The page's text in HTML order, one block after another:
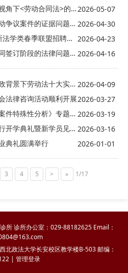
诊所老师们为劳动法律实践教学付出的辛勤
于实践，劳动法诊所作为经济法学院法律实
践教学模式的先行者，采用律师、老师以及
力于培养具有思辨能力和实务能力的新型复
合型人才，为在校学生深入学习贯彻习近平
的平台；最后，他表达了诊所与实务导师们
进一步携手共进、深入合作的期待，并预祝
裁活动内容根据碑林区劳动人事争议仲裁院
提供的真实案件改编，通过还原申请人王富
强于1981年11月入职西安市国强煤电销售
中心工作，1983年11月20日受伤，经鉴定
结论为因工负伤，伤残等级为10级。2001
年1月，被申请人改制为西安市钢斯特资产
有限公司，安排申请人待岗，待岗期间社会
2020年被申请人被广东汕头市汤臣九品房
发放了至其法定退休年龄的社会保险费和生
活费。2021年1月18日，被申请人与申请
人协商解除劳动合同，并出具解除劳动合同
协议书。王富强认为协议书条款内容不合
劳动法诊所举办《仲裁员视角下<劳动合同法>的适用》实务讲座2026-05-07
劳动法诊所举办《关于劳动争议案件的证据问题》实务讲座 2026-04-30
聚焦就业服务|劳动法诊所法学类春季联盟招聘会法律咨询活动顺利举行 2026-04-23
劳动法诊所举办《劳动合同签订阶段的法律问题》实务课堂 2026-04-16
劳动法诊所举办《新规新政背景下劳动法十大实务问题应用探究》专题讲座 2026-04-09
法律咨询活动顺利开展2026-03-27
劳动法诊所举办《劳动法案件特殊性分析》专题讲座 2026-03-19
第三十六期劳动法诊所举行开学典礼暨新学员见面会 2026-03-16
典礼圆满举行
2026-01-01
3 4 5 > » 1/17
所 诊所办公室：029-88182625 Email：
北政法大学长安校区教学楼B-503 邮编：
| 管理登录